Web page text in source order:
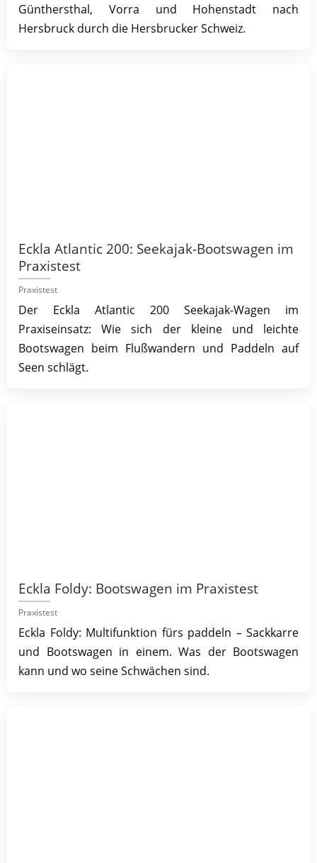
Günthersthal, Vorra und Hohenstadt nach
Hersbruck durch die Hersbrucker Schweiz.
Eckla Atlantic 200: Seekajak-Bootswagen im
Praxistest
Praxistest
Der Eckla Atlantic 200 Seekajak-Wagen im
Praxiseinsatz: Wie sich der kleine und leichte
Bootswagen beim Flußwandern und Paddeln auf
Seen schlägt.
Eckla Foldy: Bootswagen im Praxistest
Praxistest
Eckla Foldy: Multifunktion fürs paddeln – Sackkarre
und Bootswagen in einem. Was der Bootswagen
kann und wo seine Schwächen sind.